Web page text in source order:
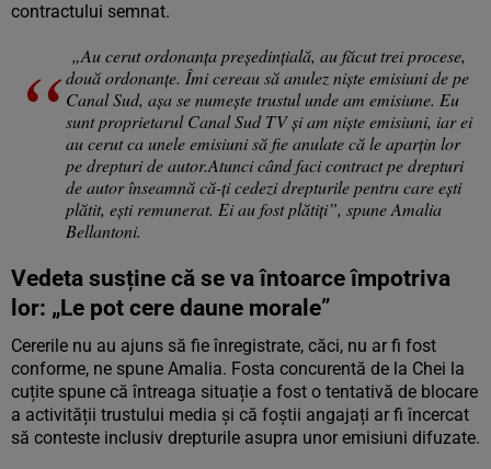
contractului semnat.
„Au cerut ordonanța președințială, au făcut trei procese,
două ordonanțe. Îmi cereau să anulez niște emisiuni de pe
Canal Sud, așa se numește trustul unde am emisiune. Eu
sunt proprietarul Canal Sud TV și am niște emisiuni, iar ei
au cerut ca unele emisiuni să fie anulate că le aparțin lor
pe drepturi de autor.Atunci când faci contract pe drepturi
de autor înseamnă că-ți cedezi drepturile pentru care ești
plătit, ești remunerat. Ei au fost plătiți”, spune Amalia
Bellantoni.
Vedeta susține că se va întoarce împotriva
lor: „Le pot cere daune morale”
Cererile nu au ajuns să fie înregistrate, căci, nu ar fi fost
conforme, ne spune Amalia. Fosta concurentă de la Chei la
cuțite spune că întreaga situație a fost o tentativă de blocare
a activității trustului media și că foștii angajați ar fi încercat
să conteste inclusiv drepturile asupra unor emisiuni difuzate.